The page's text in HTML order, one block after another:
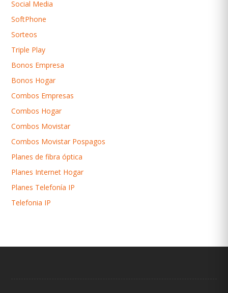
Social Media
SoftPhone
Sorteos
Triple Play
Bonos Empresa
Bonos Hogar
Combos Empresas
Combos Hogar
Combos Movistar
Combos Movistar Pospagos
Planes de fibra óptica
Planes Internet Hogar
Planes Telefonía IP
Telefonia IP